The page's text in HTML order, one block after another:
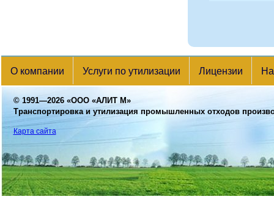
О компании Услуги по утилизации Лицензии
© 1991—2026 «ООО «АЛИТ М»
Транспортировка и утилизация промышленных отходов
Карта сайта